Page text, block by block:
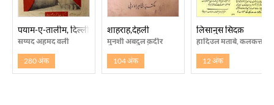
पयाम-ए-तालीम, दिल्ली
सय्यद अहमद वली
280 अंक
शाहराह,देहली
मुनशी अबदुल क़दीर
104 अंक
लिसानुस सिदक़
हादिउल मताबे, कलकत्ता
12 अंक